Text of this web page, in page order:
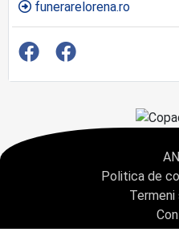
funerarelorena.ro
Politica de